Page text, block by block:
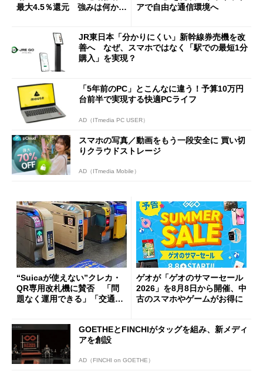
最大4.5％還元 強みは何か解
アで自由な通信環境へ
JR東日本「分かりにくい」新幹線券売機を改
善へ なぜ、スマホではなく「駅での最短1分
購入」を実現？
「5年前のPC」とこんなに違う！予算10万円
台前半で実現する快適PCライフ
AD（ITmedia PC USER）
スマホの写真／動画をもう一段安全に 買い切
りクラウドストレージ
AD（ITmedia Mobile）
“Suicaが使えない”クレカ・
QR専用改札機に賛否 「問
題なく運用できる」「交通系I
ゲオが「ゲオのサマーセール
2026」を8月8日から開催、中
古のスマホやゲームがお得に
GOETHEとFINCHIがタッグを組み、新メディ
アを創設
AD（FINCHI on GOETHE）